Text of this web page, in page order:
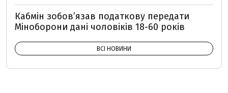
Кабмін зобовʼязав податкову передати
Міноборони дані чоловіків 18-60 років
ВСІ НОВИНИ